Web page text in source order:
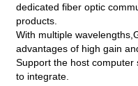
dedicated fiber optic
products.
With multiple
advantages of high gain
Support the host
to integrate.